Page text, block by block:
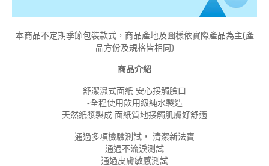
本商品不定期季節包裝款式，商品產地及圖樣依實際產品為主(產
品方份及規格皆相同)
商品介紹
舒潔濕式面紙 安心接觸臉口
-全程使用飲用級純水製造
天然紙漿製成 面紙質地接觸肌膚好舒適
通過多項檢驗測試， 清潔新法寶
通過不流淚測試
通過皮膚敏感測試